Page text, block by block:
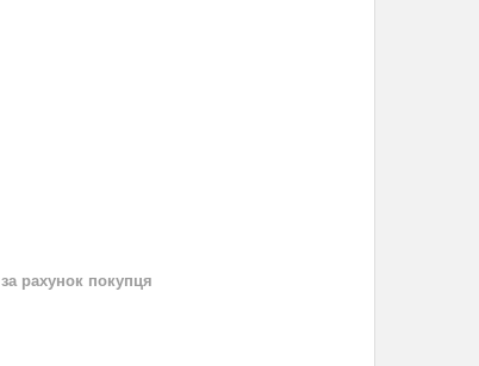
за рахунок покупця